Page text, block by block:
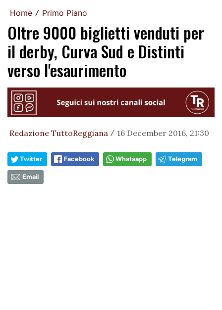
Home / Primo Piano
Oltre 9000 biglietti venduti per
il derby, Curva Sud e Distinti
verso l'esaurimento
Redazione TuttoReggiana / 16 December 2016, 21:30
Twitter Facebook Whatsapp Telegram
Email